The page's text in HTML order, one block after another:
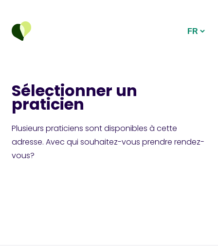
Sélectionner un
praticien
Plusieurs praticiens sont disponibles à cette
adresse. Avec qui souhaitez-vous prendre rendez-
vous?